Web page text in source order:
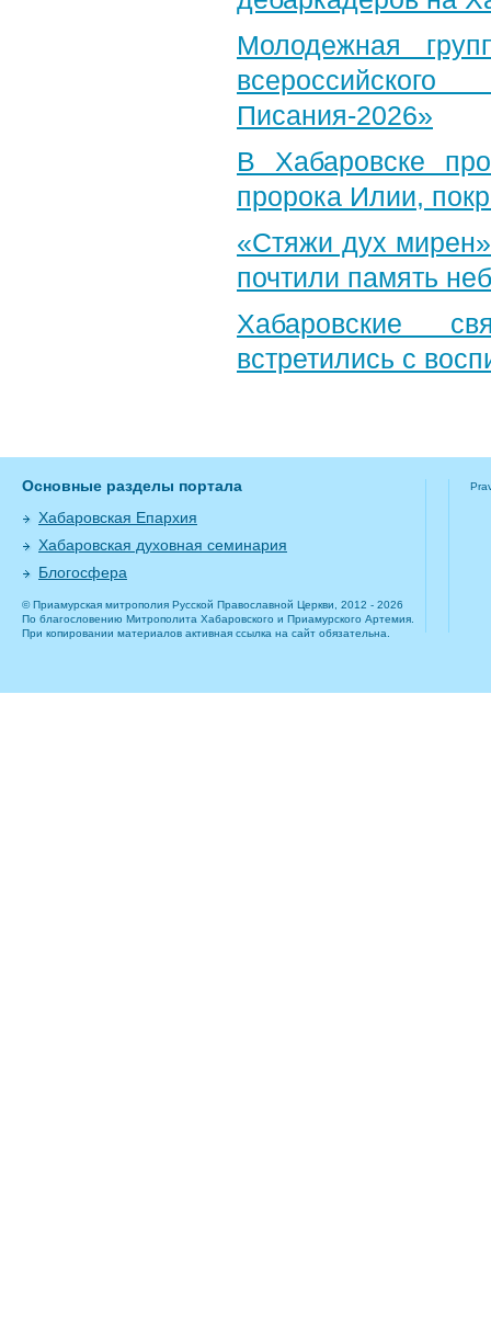
Молодежная
Писания-2026»
В Хабаровске
пророка Илии,
«Стяжи дух
почтили память
Хабаровские
встретились с
Основные разделы портала
Хабаровская Епархия
Хабаровская духовная семинария
Блогосфера
© Приамурская митрополия Русской Православной Церкви, 2012 - 2026
По благословению Митрополита Хабаровского и Приамурского Артемия.
При копировании материалов активная ссылка на сайт обязательна.